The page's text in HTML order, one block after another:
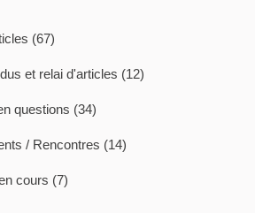
(67)
et relai d'articles (12)
questions (34)
/ Rencontres (14)
cours (7)